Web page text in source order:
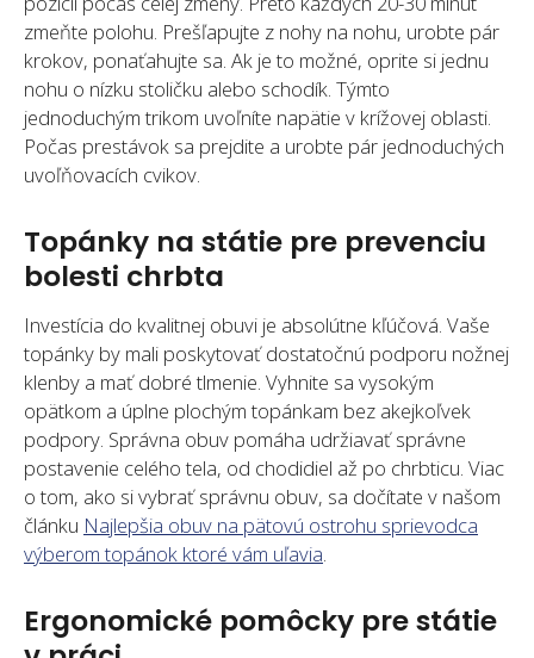
zmeňte polohu. Prešľapujte z nohy na nohu, urobte pár
krokov, ponaťahujte sa. Ak je to možné, oprite si jednu
nohu o nízku stoličku alebo schodík. Týmto
jednoduchým trikom uvoľníte napätie v krížovej oblasti.
Počas prestávok sa prejdite a urobte pár jednoduchých
uvoľňovacích cvikov.
Topánky na státie pre prevenciu
bolesti chrbta
Investícia do kvalitnej obuvi je absolútne kľúčová. Vaše
topánky by mali poskytovať dostatočnú podporu nožnej
klenby a mať dobré tlmenie. Vyhnite sa vysokým
opätkom a úplne plochým topánkam bez akejkoľvek
podpory. Správna obuv pomáha udržiavať správne
postavenie celého tela, od chodidiel až po chrbticu. Viac
o tom, ako si vybrať správnu obuv, sa dočítate v našom
článku Najlepšia obuv na pätovú ostrohu sprievodca
výberom topánok ktoré vám uľavia.
Ergonomické pomôcky pre státie